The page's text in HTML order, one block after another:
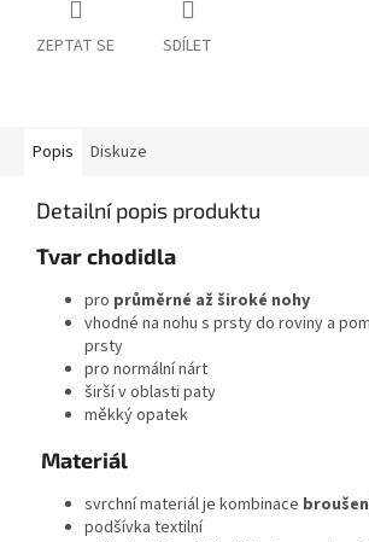
ZEPTAT SE SDÍLET
Popis Diskuze
Detailní popis produktu
Tvar chodidla
pro průměrné až široké nohy
vhodné na nohu s prsty do roviny a
prsty
pro normální nárt
širší v oblasti paty
měkkýopatek
Materiál
svrchní materiál je kombinace
podšívka textilní